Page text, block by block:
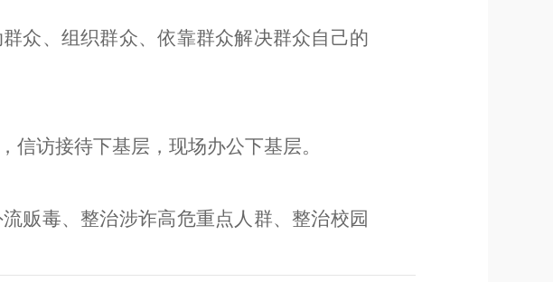
众、组织群众、依靠群众解决群众自己的
访接待下基层，现场办公下基层。
贩毒、整治涉诈高危重点人群、整治校园